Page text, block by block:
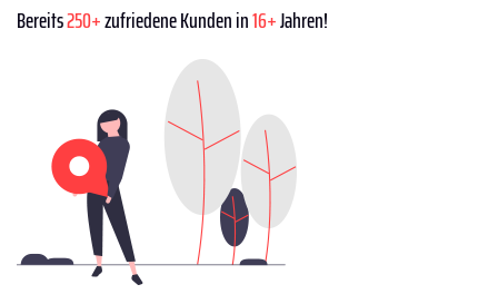
Bereits250+zufriedene Kunden in16+Jahren!